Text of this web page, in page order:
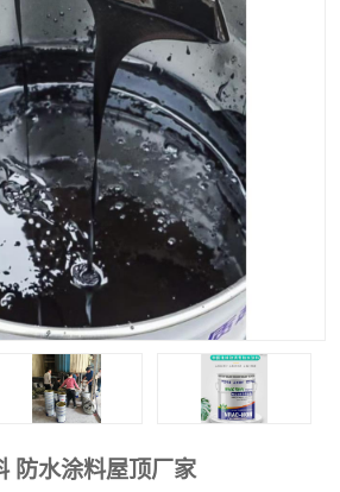
防水涂料屋顶厂家